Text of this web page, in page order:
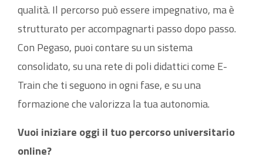
qualità. Il percorso può essere impegnativo, ma è
strutturato per accompagnarti passo dopo passo.
Con Pegaso, puoi contare su un sistema
consolidato, su una rete di poli didattici come E-
Train che ti seguono in ogni fase, e su una
formazione che valorizza la tua autonomia.
Vuoi iniziare oggi il tuo percorso universitario
online?